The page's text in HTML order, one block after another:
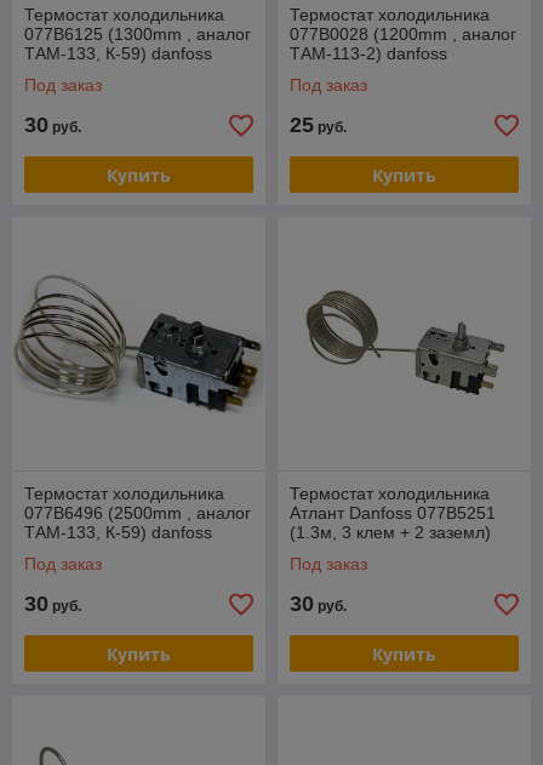
Термостат холодильника
077B6125 (1300mm , аналог
ТАМ-133, К-59) danfoss
Под заказ
30 руб.
Купить
Термостат холодильника
077B0028 (1200mm , аналог
ТАМ-113-2) danfoss
Под заказ
25 руб.
Купить
Термостат холодильника
077B6496 (2500mm , аналог
ТАМ-133, К-59) danfoss
Под заказ
30 руб.
Купить
Термостат холодильника
Атлант Danfoss 077B5251
(1.3м, 3 клем + 2 заземл)
Под заказ
30 руб.
Купить